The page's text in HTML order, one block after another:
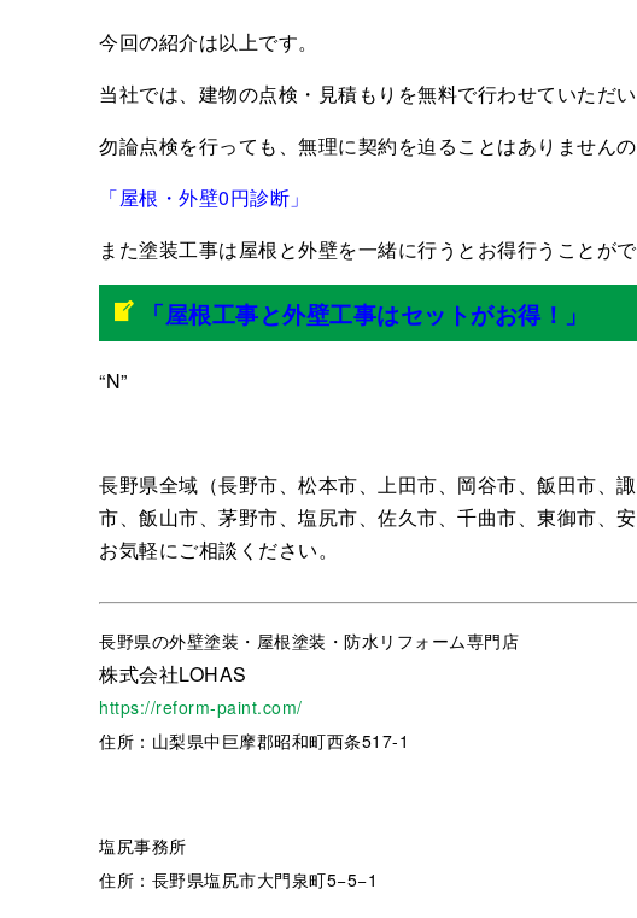
今回の紹介は以上です。
当社では、建物の点検・見積もりを無料で行わせていただい
勿論点検を行っても、無理に契約を迫ることはありません
「屋根・外壁0円診断」
また塗装工事は屋根と外壁を一緒に行うとお得行うことが
「屋根工事と外壁工事はセットがお得！」
“N”
長野県全域（長野市、松本市、上田市、岡谷市、飯田市、
市、飯山市、茅野市、塩尻市、佐久市、千曲市、東御市、
お気軽にご相談ください。
長野県の外壁塗装・屋根塗装・防水リフォーム専門店
株式会社LOHAS
https://reform-paint.com/
住所：山梨県中巨摩郡昭和町西条517-1
塩尻事務所
住所：長野県塩尻市大門泉町5−5−1